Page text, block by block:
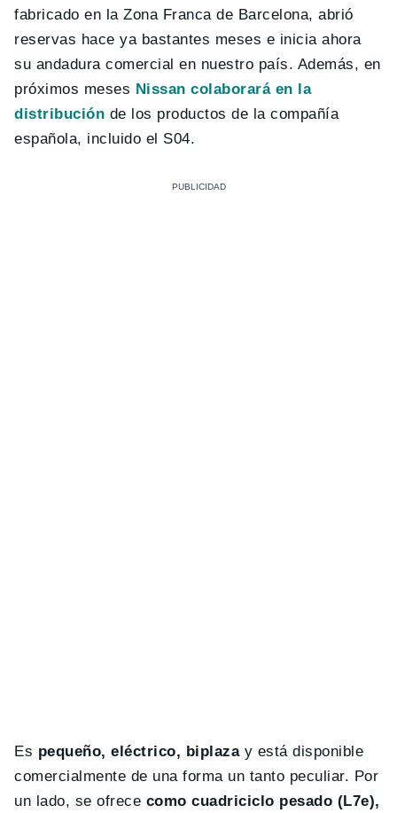
fabricado en la Zona Franca de Barcelona, abrió
reservas hace ya bastantes meses e inicia ahora
su andadura comercial en nuestro país. Además, en
próximos meses Nissan colaborará en la
distribución de los productos de la compañía
española, incluido el S04.
Es pequeño, eléctrico, biplazay está disponible
comercialmente de una forma un tanto peculiar. Por
un lado, se ofrece como cuadriciclo pesado (L7e),